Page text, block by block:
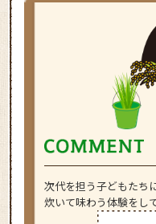
次代を担う子どもたち
炊いて味わう体験をし